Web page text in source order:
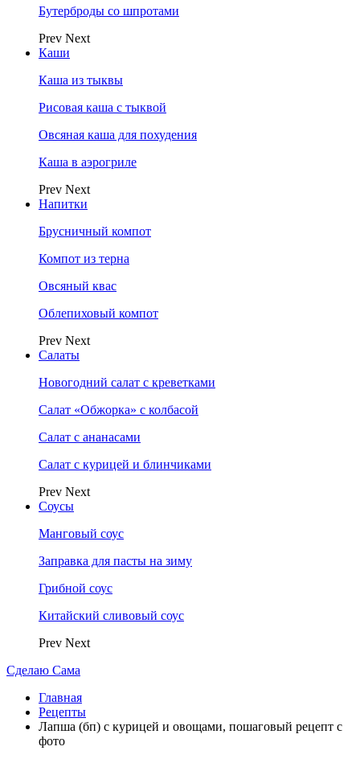
Бутерброды со шпротами
Prev Next
Каши
Каша из тыквы
Рисовая каша с тыквой
Овсяная каша для похудения
Каша в аэрогриле
Prev Next
Напитки
Брусничный компот
Компот из терна
Овсяный квас
Облепиховый компот
Prev Next
Салаты
Новогодний салат с креветками
Салат «Обжорка» с колбасой
Салат с ананасами
Салат с курицей и блинчиками
Prev Next
Соусы
Манговый соус
Заправка для пасты на зиму
Грибной соус
Китайский сливовый соус
Prev Next
Сделаю Сама
Главная
Рецепты
Лапша (бп) с курицей и овощами, пошаговый рецепт с
фото